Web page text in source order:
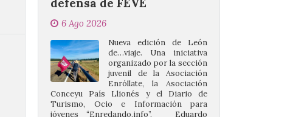
Nueva edición de León
juvenil de la Asociación
Enróllate, la Asociación
Conceyu País Llionés y el Diario de
Turismo, Ocio e Información para
jóvenes “Enredando.info”. Eduardo
Morán nos envía desde la carretera […]